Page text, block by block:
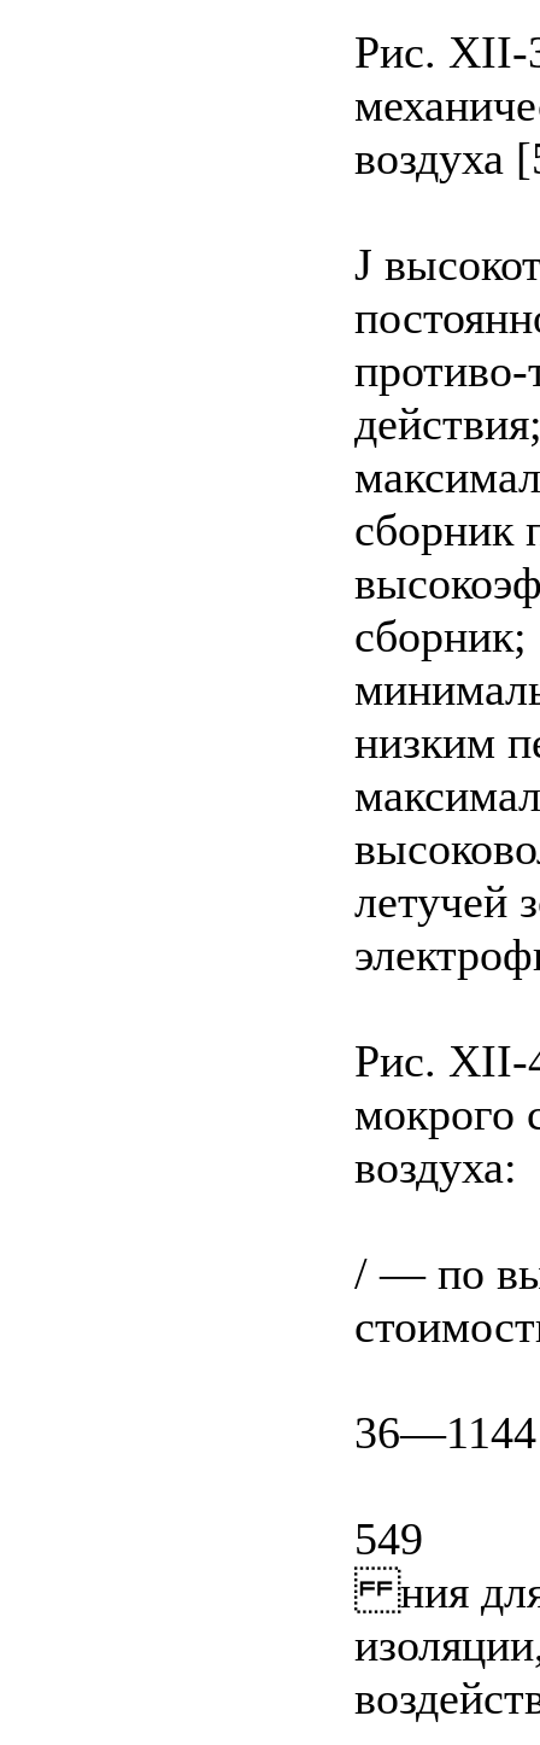
Рис. XII-
воздуха
J
сборник
низким
летучей
Рис.
мокрого
воздуха:
/ — по
36—1144
549
ния для